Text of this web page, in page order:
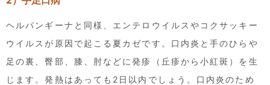
ヘルパンギーナと同様、エンテロウイルスやコクサッキー
ウイルスが原因で起こる夏カゼです。口内炎と手のひらや
足の裏、臀部、膝、肘などに発疹（丘疹から小紅斑）を生
じます。発熱はあっても2日以内でしょう。口内炎のため